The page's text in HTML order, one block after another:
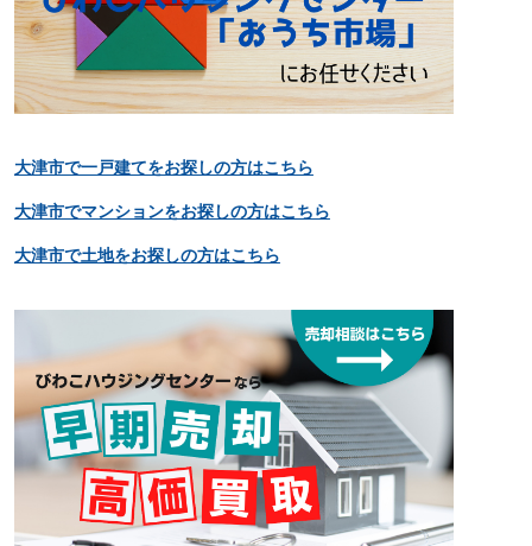
大津市で一戸建てをお探しの方はこちら
大津市でマンションをお探しの方はこちら
大津市で土地をお探しの方はこちら